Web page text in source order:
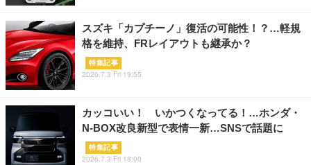
スズキ「カプチーノ」復活の可能性！？…軽規
格を維持、FRレイアウトも継承か？
特集記事
2026.7.3 Fri 19:55
カッコいい！ いかつくなってる！…ホンダ・
N-BOX改良新型で表情一新…SNSで話題に
特集記事
2026.7.3 Fri 18:00